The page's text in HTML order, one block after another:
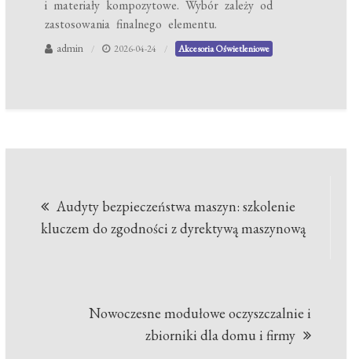
i materiały kompozytowe. Wybór zależy od
zastosowania finalnego elementu.
admin 2026-04-24 Akcesoria Oświetleniowe
wpisu
Audyty bezpieczeństwa maszyn: szkolenie
kluczem do zgodności z dyrektywą maszynową
Nowoczesne modułowe oczyszczalnie i
zbiorniki dla domu i firmy